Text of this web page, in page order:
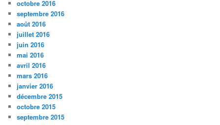
octobre 2016
septembre 2016
août 2016
juillet 2016
juin 2016
mai 2016
avril 2016
mars 2016
janvier 2016
décembre 2015
octobre 2015
septembre 2015